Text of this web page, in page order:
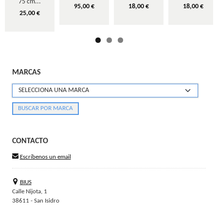
MARCAS
CONTACTO
Escríbenos un email
BIUS
Calle Nijota, 1
38611 - San Isidro
75 cm...
25,00 €
95,00 €
18,00 €
18,00 €